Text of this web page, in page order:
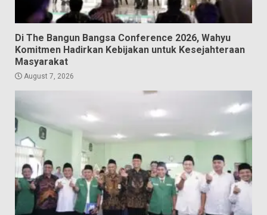
Di The Bangun Bangsa Conference 2026, Wahyu
Komitmen Hadirkan Kebijakan untuk Kesejahteraan
Masyarakat
August 7, 2026